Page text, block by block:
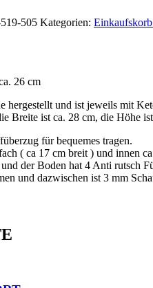
505 Kategorien:
26 cm
und ist jeweils mit
Breite ist ca. 28 cm, die Höhe
für bequemes tragen.
( ca 17 cm breit ) und innen
der Boden hat 4 Anti rutsch
und dazwischen ist 3 mm